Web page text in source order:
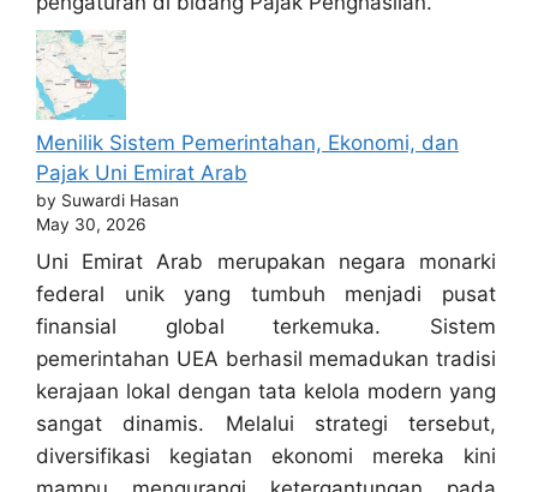
Menilik Sistem Pemerintahan, Ekonomi, dan
Pajak Uni Emirat Arab
by Suwardi Hasan
May 30, 2026
Uni Emirat Arab merupakan negara monarki
federal unik yang tumbuh menjadi pusat
finansial global terkemuka. Sistem
pemerintahan UEA berhasil memadukan tradisi
kerajaan lokal dengan tata kelola modern yang
sangat dinamis. Melalui strategi tersebut,
diversifikasi kegiatan ekonomi mereka kini